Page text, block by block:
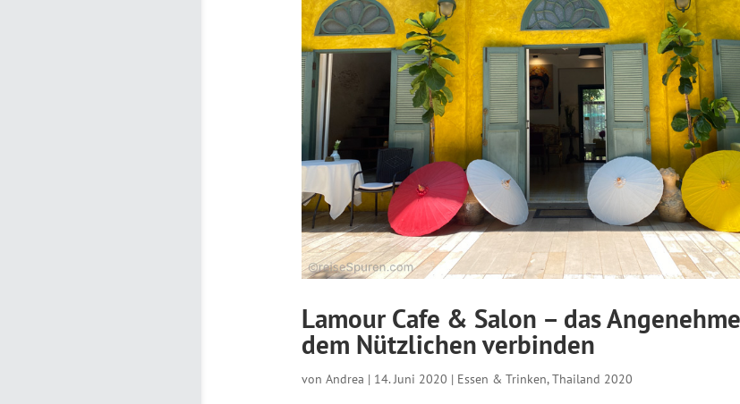
Lamour Cafe & Salon – das
dem Nützlichen verbinden
von Andrea | 14. Juni 2020 | Essen & Trinken,Thailand 2020